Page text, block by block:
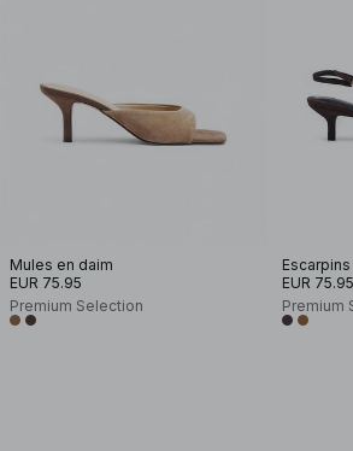
Mules en daim
EUR 75.95
Premium Selection
EUR 75.95
Premium